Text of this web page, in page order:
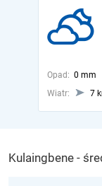
Opad: 0 mm
Wiatr:
7
Kulaingbene -